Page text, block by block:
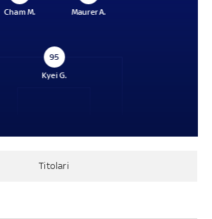
Maurer A.
Cham M.
95
Kyei G.
Titolari